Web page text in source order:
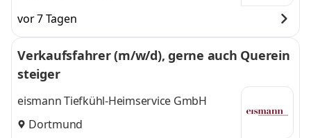
vor 7 Tagen
Verkaufsfahrer (m/w/d), gerne auch Querein
steiger
eismann Tiefkühl-Heimservice GmbH
Dortmund